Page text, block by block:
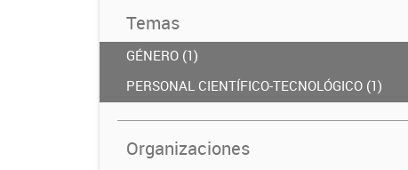
Temas
GÉNERO (1)
PERSONAL CIENTÍFICO-TECNOLÓGICO (1)
Organizaciones